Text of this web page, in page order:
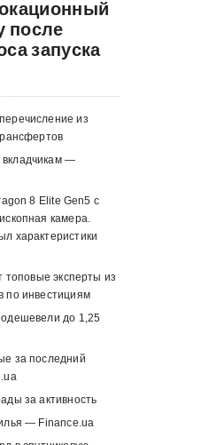
после
запуска
из
—
8 Elite Gen5 с
камера.
характеристики
топовые эксперты из
по инвестициям
до 1,25
за последний
за активность
— Finance.ua